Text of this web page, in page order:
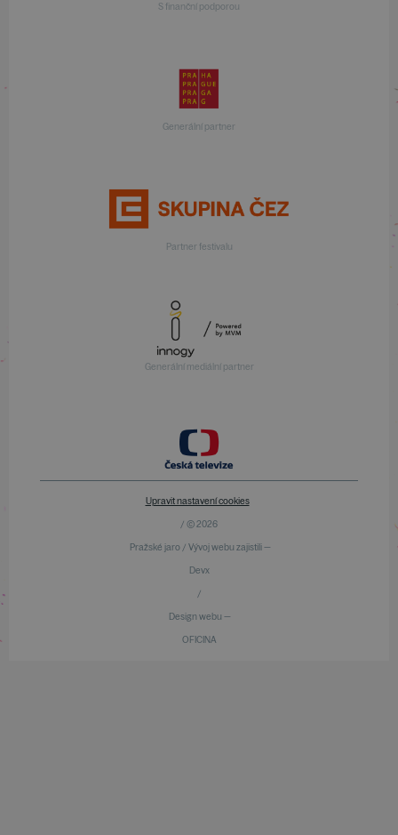
S finanční podporou
Generální partner
Partner festivalu
Generální mediální partner
Upravit nastavení cookies
/ © 2026
Pražské jaro / Vývoj webu zajistili —
Devx
/
Design webu —
OFICINA